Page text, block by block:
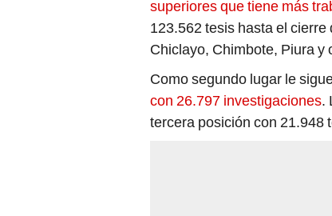
superiores que tiene más
123.562 tesis hasta el
Chiclayo, Chimbote, Piura y
Como segundo lugar le
con 26.797 investigaciones.
tercera posición con 21.948